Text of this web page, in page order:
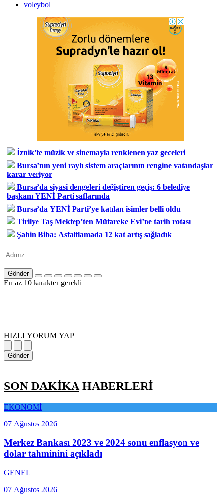
voleybol
İznik’te müzik ve sinemayla renklenen yaz geceleri
Bursa’nın yeni raylı sistem araçlarının rengine vatandaşlar
karar veriyor
Bursa’da siyasi dengeleri değiştiren geçiş: 6 belediye
başkanı YENİ Parti saflarında
Bursa’da YENİ Parti’ye katılan isimler belli oldu
Tirilye Taş Mektep’ten Mütareke Evi’ne tarih rotası
Şahin Biba: Asfaltlamada 12 kat artış sağladık
Gönder
En az 10 karakter gerekli
HIZLI YORUM YAP
Gönder
SON DAKİKA HABERLERİ
EKONOMİ
07 Ağustos 2026
Merkez Bankası 2023 ve 2024 sonu enflasyon ve
dolar tahminini açıkladı
GENEL
07 Ağustos 2026